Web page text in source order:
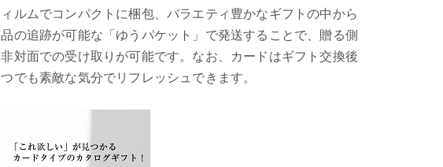
ルムでコンパクトに梱包、バラエティ豊かなギフトの中から
の追跡が可能な「ゆうパケット」で発送することで、贈る側
対面での受け取りが可能です。なお、カードはギフト交換後
でも素敵な気分でリフレッシュできます。